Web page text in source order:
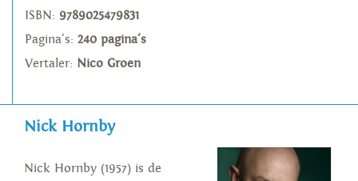
ISBN: 9789025479831
Pagina's: 240 pagina's
Vertaler: Nico Groen
Nick Hornby
Nick Hornby (1957) is de